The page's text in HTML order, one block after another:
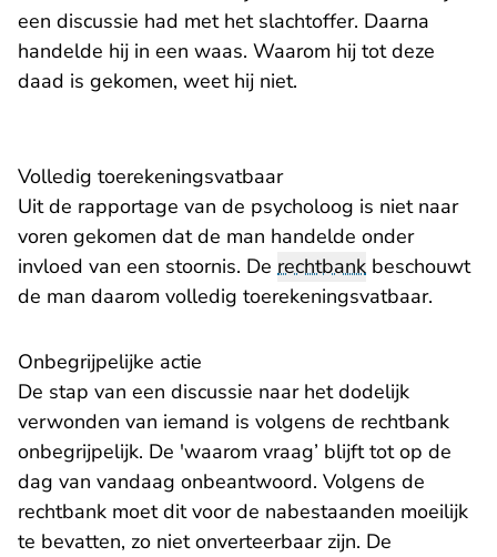
een discussie had met het slachtoffer. Daarna
handelde hij in een waas. Waarom hij tot deze
daad is gekomen, weet hij niet.
Volledig toerekeningsvatbaar
Uit de rapportage van de psycholoog is niet naar
voren gekomen dat de man handelde onder
invloed van een stoornis. De rechtbank beschouwt
de man daarom volledig toerekeningsvatbaar.
Onbegrijpelijke actie
De stap van een discussie naar het dodelijk
verwonden van iemand is volgens de rechtbank
onbegrijpelijk. De 'waarom vraag’ blijft tot op de
dag van vandaag onbeantwoord. Volgens de
rechtbank moet dit voor de nabestaanden moeilijk
te bevatten, zo niet onverteerbaar zijn. De